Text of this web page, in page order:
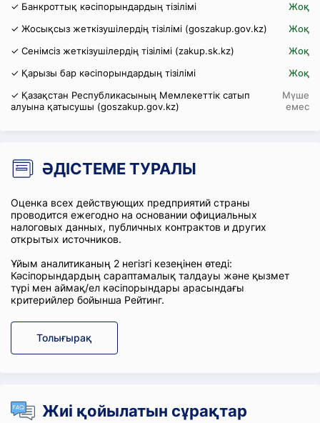
✓ Банкроттық кәсіпорындардың тізілімі
Жоқ
✓ Жосықсыз жеткізушілердің тізілімі (goszakup.gov.kz)
Жоқ
✓ Сенімсіз жеткізушілердің тізілімі (zakup.sk.kz)
Жоқ
✓ Қарызы бар кәсіпорындардың тізілімі
Жоқ
✓ Қазақстан Республикасының Мемлекеттік сатып
алуына қатысушы (goszakup.gov.kz)
Мүше
емес
ӘДІСТЕМЕ ТУРАЛЫ
Оценка всех действующих предприятий страны
проводится ежегодно на основании официальных
налоговых данных, публичных контрактов и других
открытых источников.
Ұйым аналитиканың 2 негізгі кезеңінен өтеді:
Кәсіпорындардың сараптамалық талдауы және қызмет
түрі мен аймақ/ел кәсіпорындары арасындағы
критерийлер бойынша Рейтинг.
Толығырақ
Жиі қойылатын сұрақтар